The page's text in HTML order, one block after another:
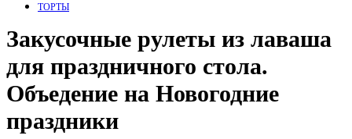
ТОРТЫ
Закусочные рулеты из лаваша
для праздничного стола.
Объедение на Новогодние
праздники